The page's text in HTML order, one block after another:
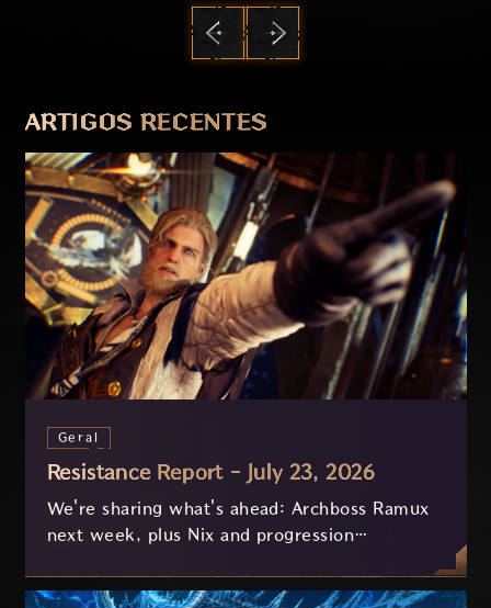
ARTIGOS RECENTES
Geral
Resistance Report - July 23, 2026
We're sharing what's ahead: Archboss Ramux
next week, plus Nix and progression
on your feedback.